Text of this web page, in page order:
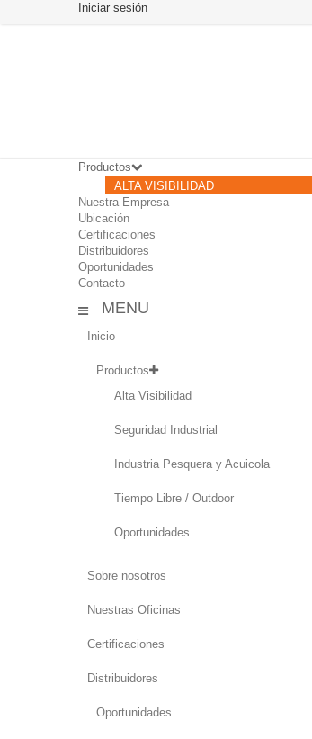
Iniciar sesión
Productos
ALTA VISIBILIDAD
Nuestra Empresa
Ubicación
Certificaciones
Distribuidores
Oportunidades
Contacto
MENU
Inicio
Productos
Alta Visibilidad
Seguridad Industrial
Industria Pesquera y Acuicola
Tiempo Libre / Outdoor
Oportunidades
Sobre nosotros
Nuestras Oficinas
Certificaciones
Distribuidores
Oportunidades